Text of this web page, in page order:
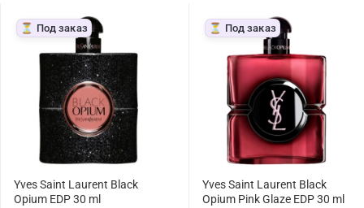
⏳ Под заказ
Yves Saint Laurent Black
Opium EDP 30 ml
⏳ Под заказ
Yves Saint Laurent Black
Opium Pink Glaze EDP 30 ml